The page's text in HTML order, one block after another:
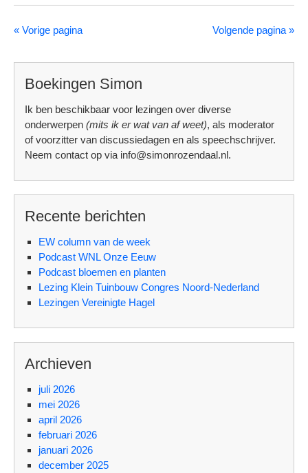
Volgende pagina »
« Vorige pagina
Boekingen Simon
Ik ben beschikbaar voor lezingen over diverse
onderwerpen (mits ik er wat van af weet), als moderator
of voorzitter van discussiedagen en als speechschrijver.
Neem contact op via info@simonrozendaal.nl.
Recente berichten
EW column van de week
Podcast WNL Onze Eeuw
Podcast bloemen en planten
Lezing Klein Tuinbouw Congres Noord-Nederland
Lezingen Vereinigte Hagel
Archieven
juli 2026
mei 2026
april 2026
februari 2026
januari 2026
december 2025